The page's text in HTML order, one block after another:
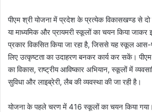
पीएम श्री योजना में प्रदेश के प्रत्येक विकासखण्ड से
या माध्यमिक और प्रायमरी स्कूलों का चयन किया जाकर
प्रकार विकसित किया जा रहा है, जिससे यह स्कूल
लिए उत्कृष्टता का उदाहरण बनकर कार्य कर सकें। पीएम
का विकास, राष्ट्रीय आविष्कार अभियान, स्कूलों में
सुविधा और लाइब्रेरी, लैब की व्यवस्था की जा रही है।
योजना के पहले चरण में 416 स्कूलों का चयन किया